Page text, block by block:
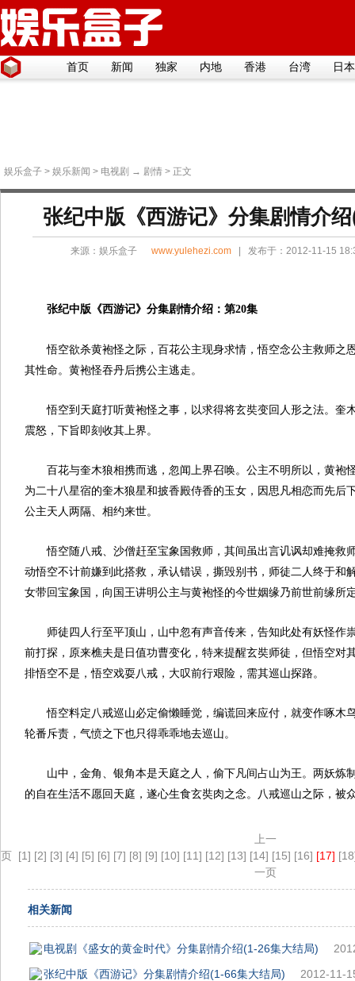
首页 新闻 独家 内地 香港 台湾 日本
娱乐盒子 > 娱乐新闻 > 电视剧 → 剧情 > 正文
张纪中版《西游记》分集剧情介
来源： 娱乐盒子 www.yulehezi.com | 发布于：2012-11-15
张纪中版《西游记》分集剧情介绍：第20集
悟空欲杀黄袍怪之际，百花公主现身求情，悟空念公主救师之
其性命。黄袍怪吞丹后携公主逃走。
悟空到天庭打听黄袍怪之事，以求得将玄奘变回人形之法。奎
震怒，下旨即刻收其上界。
百花与奎木狼相携而逃，忽闻上界召唤。公主不明所以，黄
为二十八星宿的奎木狼星和披香殿侍香的玉女，因思凡相恋而先后
公主天人两隔、相约来世。
悟空随八戒、沙僧赶至宝象国救师，其间虽出言讥讽却难掩救
动悟空不计前嫌到此搭救，承认错误，撕毁别书，师徒二人终于和
女带回宝象国，向国王讲明公主与黄袍怪的今世姻缘乃前世前缘所
师徒四人行至平顶山，山中忽有声音传来，告知此处有妖怪作
前打探，原来樵夫是日值功曹变化，特来提醒玄奘师徒，但悟空对
排悟空不是，悟空戏耍八戒，大叹前行艰险，需其巡山探路。
悟空料定八戒巡山必定偷懒睡觉，编谎回来应付，就变作啄木
轮番斥责，气愤之下也只得乖乖地去巡山。
山中，金角、银角本是天庭之人，偷下凡间占山为王。两妖炼
的自在生活不愿回天庭，遂心生食玄奘肉之念。八戒巡山之际，被
上一
页 [1] [2] [3] [4] [5] [6] [7] [8] [9] [10] [11] [12] [13] [14] [15] [16] [17]
一页
相关新闻
电视剧《盛女的黄金时代》分集剧情介绍(1-26集大结局)
张纪中版《西游记》分集剧情介绍(1-66集大结局)
2012-11-